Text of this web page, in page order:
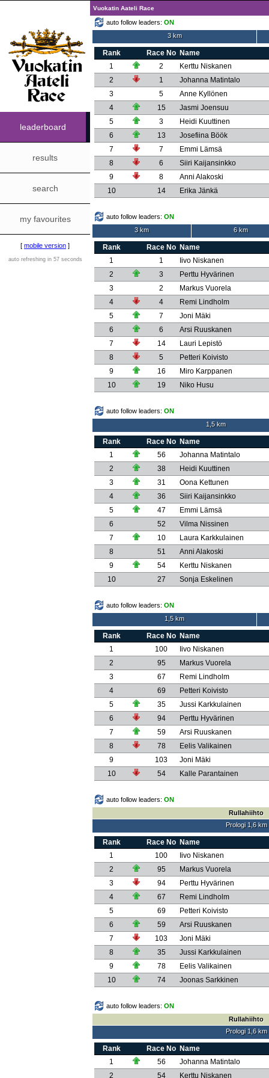
Vuokatin Aateli Race
leaderboard
results
search
my favourites
[ mobile version ]
auto refreshing in 57 seconds
auto follow leaders: ON
3 km
Rank Race No Name
1
2
Kerttu Niskanen
2
1
Johanna Matintalo
3
5
Anne Kyllönen
4
15
Jasmi Joensuu
5
3
Heidi Kuuttinen
6
13
Josefiina Böök
7
7
Emmi Lämsä
8
6
Siiri Kaijansinkko
9
8
Anni Alakoski
10
14 Erika Jänkä
auto follow leaders: ON
3 km
6 km
Rank Race No Name
1
1
Iivo Niskanen
2
3
Perttu Hyvärinen
3
2
Markus Vuorela
4
4
Remi Lindholm
5
7
Joni Mäki
6
6
Arsi Ruuskanen
7
14
Lauri Lepistö
8
5
Petteri Koivisto
9
16
Miro Karppanen
10
19 Niko Husu
auto follow leaders: ON
1,5 km
Rank Race No Name
1
56
Johanna Matintalo
2
38
Heidi Kuuttinen
3
31
Oona Kettunen
4
36
Siiri Kaijansinkko
5
47
Emmi Lämsä
6
52
Vilma Nissinen
7
10
Laura Karkkulainen
8
51
Anni Alakoski
9
54
Kerttu Niskanen
10
27 Sonja Eskelinen
auto follow leaders: ON
1,5 km
Rank Race No Name
1
100
Iivo Niskanen
2
95
Markus Vuorela
3
67
Remi Lindholm
4
69
Petteri Koivisto
5
35
Jussi Karkkulainen
6
94
Perttu Hyvärinen
7
59
Arsi Ruuskanen
8
78
Eelis Valikainen
9
103
Joni Mäki
10
54 Kalle Parantainen
auto follow leaders: ON
Rullahiihto
Prologi 1,6 km
Rank Race No Name
1
100
Iivo Niskanen
2
95
Markus Vuorela
3
94
Perttu Hyvärinen
4
67
Remi Lindholm
5
69
Petteri Koivisto
6
59
Arsi Ruuskanen
7
103
Joni Mäki
8
35
Jussi Karkkulainen
9
78
Eelis Valikainen
10
74 Joonas Sarkkinen
auto follow leaders: ON
Rullahiihto
Prologi 1,6 km
Rank Race No Name
1
56
Johanna Matintalo
2
54 Kerttu Niskanen